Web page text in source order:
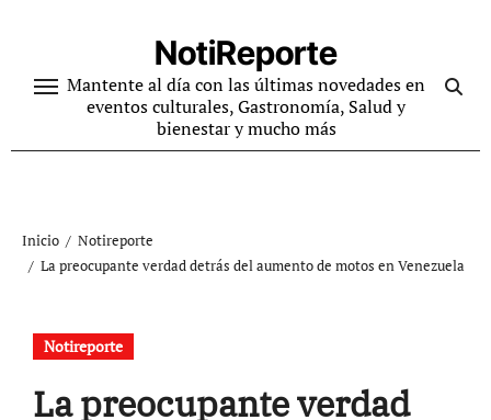
contenido
NotiReporte
Mantente al día con las últimas novedades en
eventos culturales, Gastronomía, Salud y
bienestar y mucho más
Inicio
Notireporte
La preocupante verdad detrás del aumento de motos en Venezuela
Notireporte
La preocupante verdad